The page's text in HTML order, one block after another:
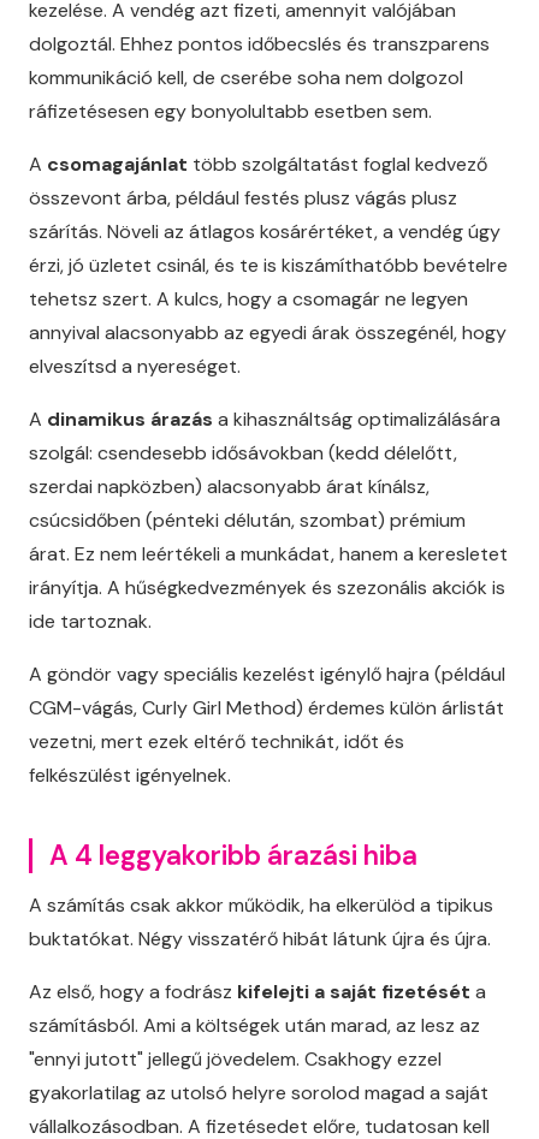
kezelése. A vendég azt fizeti, amennyit valójában
dolgoztál. Ehhez pontos időbecslés és transzparens
kommunikáció kell, de cserébe soha nem dolgozol
ráfizetésesen egy bonyolultabb esetben sem.
A csomagajánlat több szolgáltatást foglal kedvező
összevont árba, például festés plusz vágás plusz
szárítás. Növeli az átlagos kosárértéket, a vendég úgy
érzi, jó üzletet csinál, és te is kiszámíthatóbb bevételre
tehetsz szert. A kulcs, hogy a csomagár ne legyen
annyival alacsonyabb az egyedi árak összegénél, hogy
elveszítsd a nyereséget.
A dinamikus árazás a kihasználtság optimalizálására
szolgál: csendesebb idősávokban (kedd délelőtt,
szerdai napközben) alacsonyabb árat kínálsz,
csúcsidőben (pénteki délután, szombat) prémium
árat. Ez nem leértékeli a munkádat, hanem a keresletet
irányítja. A hűségkedvezmények és szezonális akciók is
ide tartoznak.
A göndör vagy speciális kezelést igénylő hajra (például
CGM-vágás, Curly Girl Method) érdemes külön árlistát
vezetni, mert ezek eltérő technikát, időt és
felkészülést igényelnek.
A 4 leggyakoribb árazási hiba
A számítás csak akkor működik, ha elkerülöd a tipikus
buktatókat. Négy visszatérő hibát látunk újra és újra.
Az első, hogy a fodrász kifelejti a saját fizetését a
számításból. Ami a költségek után marad, az lesz az
"ennyi jutott" jellegű jövedelem. Csakhogy ezzel
gyakorlatilag az utolsó helyre sorolod magad a saját
vállalkozásodban. A fizetésedet előre, tudatosan kell